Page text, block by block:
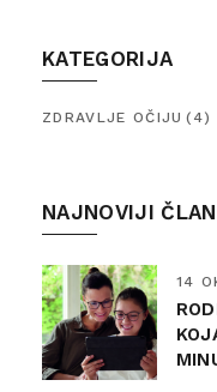
KATEGORIJA
ZDRAVLJE OČIJU (4)
NAJNOVIJI
14